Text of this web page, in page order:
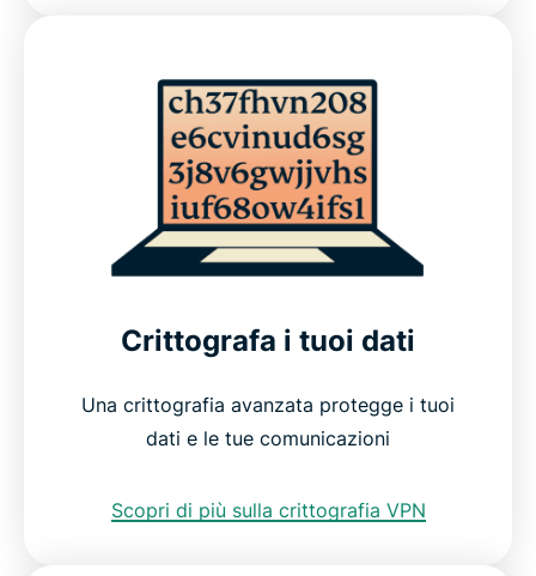
Crittografa i tuoi dati
Una crittografia avanzata protegge i tuoi
dati e le tue comunicazioni
Scopri di più sulla crittografia VPN